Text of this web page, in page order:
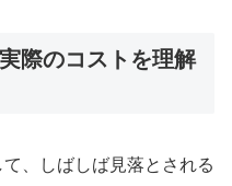
際のコストを理解
、しばしば見落とされる